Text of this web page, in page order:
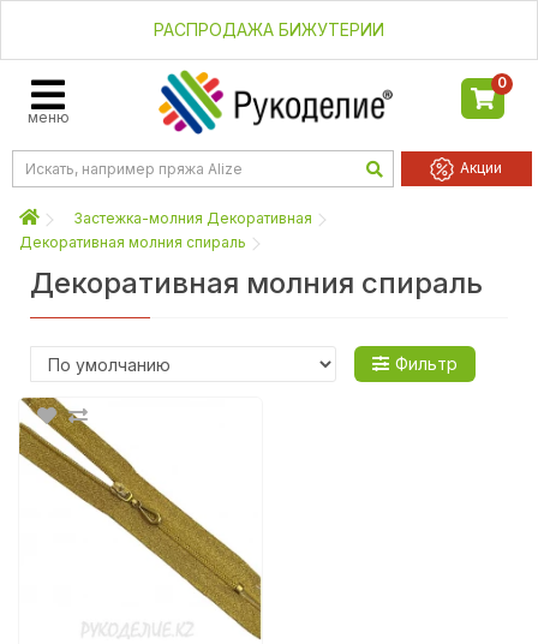
РАСПРОДАЖА БИЖУТЕРИИ
меню
0
Акции
Застежка-молния Декоративная
Декоративная молния спираль
Декоративная молния спираль
Фильтр